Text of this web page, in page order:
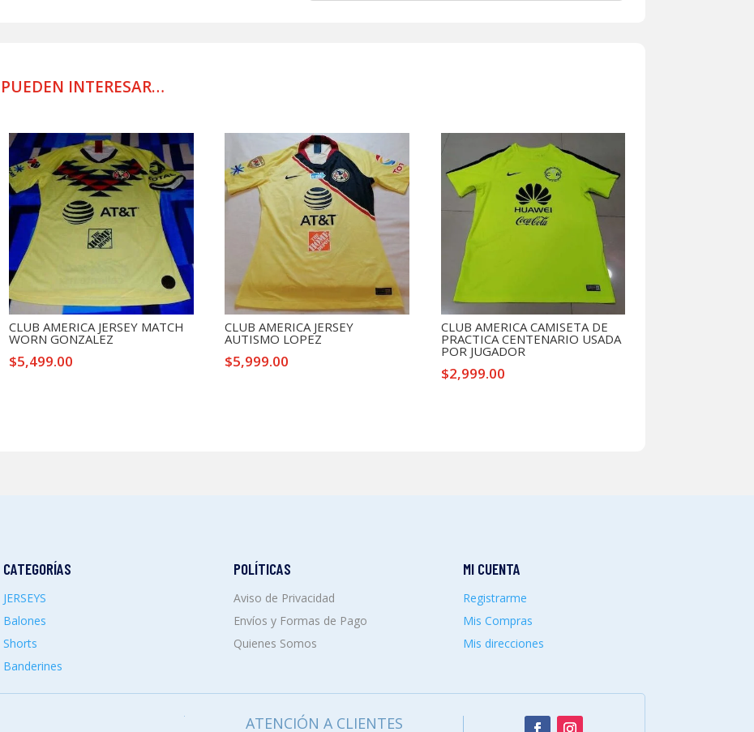
INTERESAR…
CLUB AMERICA JERSEY MATCH
WORN GONZALEZ
$5,499.00
CLUB AMERICA JERSEY
AUTISMO LOPEZ
$5,999.00
CLUB AMERICA CAMISETA DE
PRACTICA CENTENARIO USADA
POR JUGADOR
$2,999.00
CATEGORÍAS
JERSEYS
Balones
Shorts
Banderines
POLÍTICAS
Aviso de Privacidad
Envíos y Formas de Pago
Quienes Somos
MI CUENTA
Registrarme
Mis Compras
Mis direcciones
ATENCIÓN A CLIENTES